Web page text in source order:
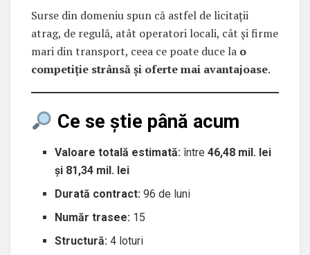
Surse din domeniu spun că astfel de licitații
atrag, de regulă, atât operatori locali, cât și firme
mari din transport, ceea ce poate duce la o
competiție strânsă și oferte mai avantajoase.
Ce se știe până acum
Valoare totală estimată: între46,48 mil. lei
și 81,34 mil. lei
Durată contract: 96 de luni
Număr trasee: 15
Structură: 4 loturi